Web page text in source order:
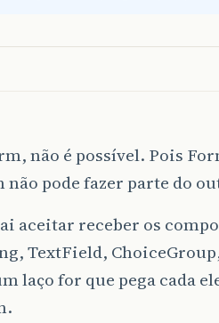
não é possível. Pois
não pode fazer parte do
aceitar receber os
TextField,
laço for que pega cada